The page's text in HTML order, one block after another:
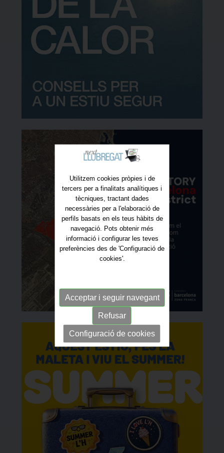
Utilitzem cookies pròpies i de
tercers per a finalitats analítiques i
tècniques, tractant dades
necessàries per a l'elaboració de
perfils basats en els teus hàbits de
navegació. Pots obtenir més
informació i configurar les teves
preferències des de 'Configuració de
cookies'.
Acceptar i seguir navegant
Refusar
Configuració de cookies